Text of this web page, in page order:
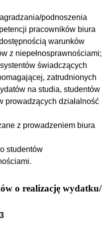
podnoszenia
pracowników biura
warunków
z niepełnosprawnościami;
świadczących
zatrudnionych
na studia, studentów
prowadzących działalność
z prowadzeniem biura
studentów
o realizację wydatku/